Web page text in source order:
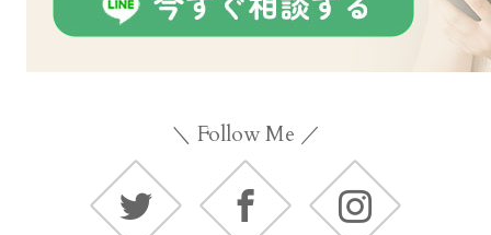
＼ Follow Me ／
Facebook Instagram